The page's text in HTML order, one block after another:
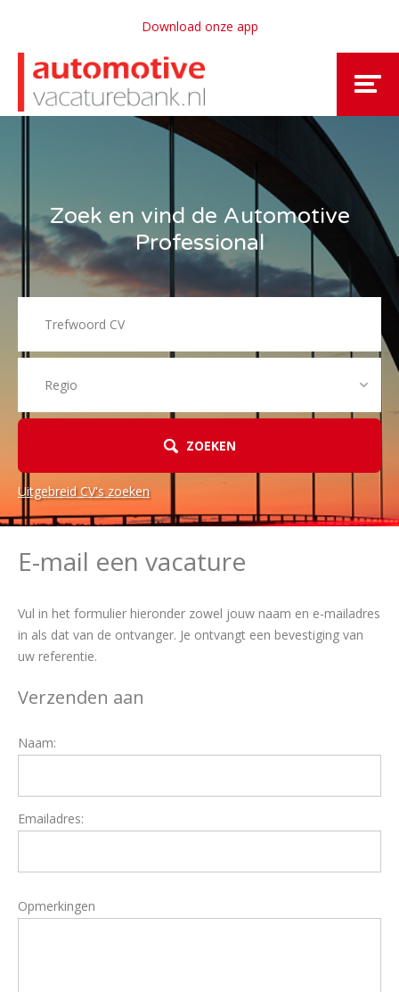
Download onze app
Zoek en vind de Automotive
Professional
ZOEKEN
Uitgebreid CV's zoeken
E-mail een vacature
Vul in het formulier hieronder zowel jouw naam en e-mailadres
in als dat van de ontvanger. Je ontvangt een bevestiging van
uw referentie.
Verzenden aan
Naam:
Emailadres:
Opmerkingen